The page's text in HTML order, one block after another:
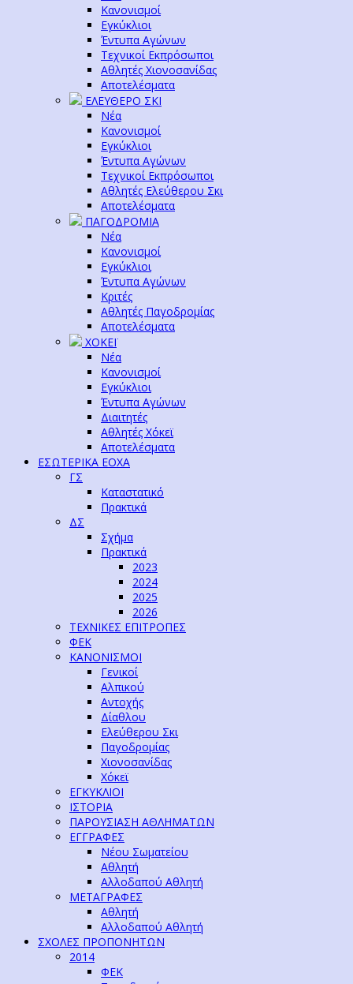
Κανονισμοί
Εγκύκλιοι
Έντυπα Αγώνων
Τεχνικοί Εκπρόσωποι
Αθλητές Χιονοσανίδας
Αποτελέσματα
ΕΛΕΥΘΕΡΟ ΣΚΙ
Νέα
Κανονισμοί
Εγκύκλιοι
Έντυπα Αγώνων
Τεχνικοί Εκπρόσωποι
Αθλητές Ελεύθερου Σκι
Αποτελέσματα
ΠΑΓΟΔΡΟΜΙΑ
Νέα
Κανονισμοί
Εγκύκλιοι
Έντυπα Αγώνων
Κριτές
Αθλητές Παγοδρομίας
Αποτελέσματα
ΧΟΚΕΪ
Νέα
Κανονισμοί
Εγκύκλιοι
Έντυπα Αγώνων
Διαιτητές
Αθλητές Χόκεϊ
Αποτελέσματα
ΕΣΩΤΕΡΙΚΑ ΕΟΧΑ
ΓΣ
Καταστατικό
Πρακτικά
ΔΣ
Σχήμα
Πρακτικά
2023
2024
2025
2026
ΤΕΧΝΙΚΕΣ ΕΠΙΤΡΟΠΕΣ
ΦΕΚ
ΚΑΝΟΝΙΣΜΟΙ
Γενικοί
Αλπικού
Αντοχής
Δίαθλου
Ελεύθερου Σκι
Παγοδρομίας
Χιονοσανίδας
Χόκεϊ
ΕΓΚΥΚΛΙΟΙ
ΙΣΤΟΡΙΑ
ΠΑΡΟΥΣΙΑΣΗ ΑΘΛΗΜΑΤΩΝ
ΕΓΓΡΑΦΕΣ
Νέου Σωματείου
Αθλητή
Αλλοδαπού Αθλητή
ΜΕΤΑΓΡΑΦΕΣ
Αθλητή
Αλλοδαπού Αθλητή
ΣΧΟΛΕΣ ΠΡΟΠΟΝΗΤΩΝ
2014
ΦΕΚ